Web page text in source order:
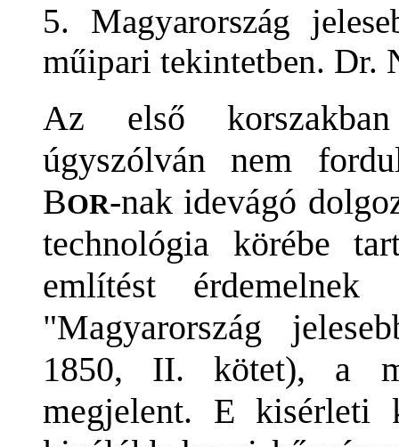
5. Magyarország
műipari tekintetben. Dr.
Az első
úgyszólván nem
BOR-nak idevágó
technológia körébe
említést érdemelnek
"Magyarország
1850, II. kötet), a
megjelent. E kisérleti